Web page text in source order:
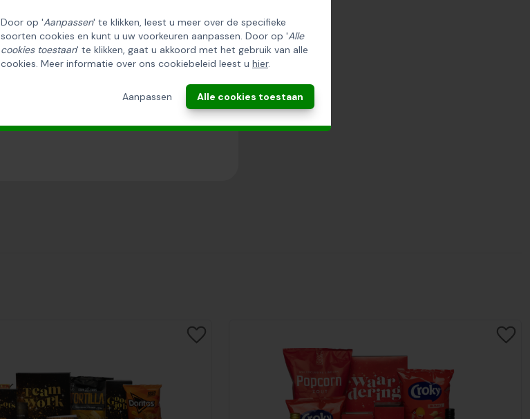
Door op 'Aanpassen' te klikken, leest u meer over de specifieke
soorten cookies en kunt u uw voorkeuren aanpassen. Door op 'Alle
cookies toestaan' te klikken, gaat u akkoord met het gebruik van alle
cookies. Meer informatie over ons cookiebeleid leest u hier.
Aanpassen Alle cookies toestaan
INSCHRIJVEN!